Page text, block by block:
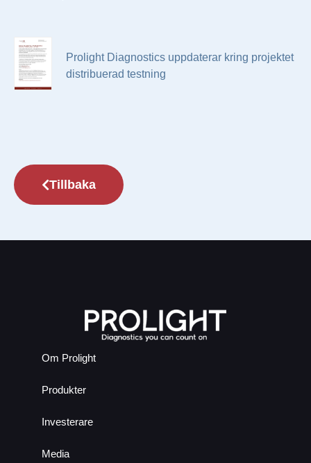
Prolight Diagnostics uppdaterar kring projektet
distribuerad testning
Tillbaka
Om Prolight
Produkter
Investerare
Media